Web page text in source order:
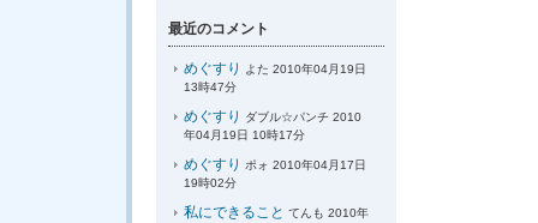
最近のコメント
めぐすり よた 2010年04月19日
13時47分
めぐすり
ダブル☆パンチ 2010
年04月19日 10時17分
めぐすり
ポォ 2010年04月17日
19時02分
私にできること てんも 2010年